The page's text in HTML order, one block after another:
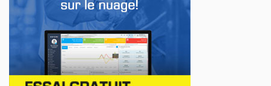
Premier contact avec le Lotus Eletre
Jul 14, 2026
AFFAIRES
Lotus célèbre l'arrivée de ses Eletre au